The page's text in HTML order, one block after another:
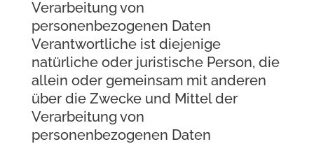
Verarbeitung von
personenbezogenen Daten
Verantwortliche ist diejenige
natürliche oder juristische Person, die
allein oder gemeinsam mit anderen
über die Zwecke und Mittel der
Verarbeitung von
personenbezogenen Daten